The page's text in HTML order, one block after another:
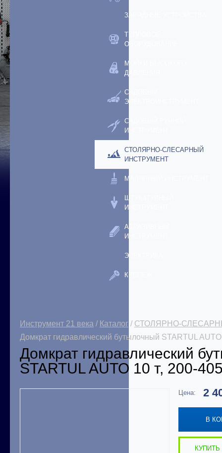
ЗАРЯДНЫЕ УСТРОЙСТВА
ТЕПЛОВОЕ
ОБОРУДОВАНИЕ
МОЙКИ ВЫСОКОГО
ДАВЛЕНИЯ
САДОВЫЙ
ЭЛЕКТРОИНСТРУМЕНТ
САДОВЫЙ РУЧНОЙ
ИНСТРУМЕНТ
СТОЛЯРНО-СЛЕСАРНЫЙ
ИНСТРУМЕНТ
МАЛЯРНЫЙ ИНСТРУМЕНТ
ШТУКАТУРНЫЙ
ИНСТРУМЕНТ
АБРАЗИВНЫЙ
ИНСТРУМЕНТ
ЭЛЕКТРИКА
КРЕПЕЖ
Инструмент 21 века / Каталог / СТОЛЯРНО-
Домкрат гидравлический бутылочный STARTUL
Домкрат гидравлический
STARTUL AUTO 10 т, 200-
Цена: 2
В
КУПИТЬ